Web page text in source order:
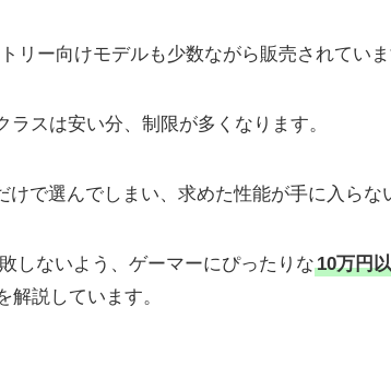
リー向けモデルも少数ながら販売されていま
スは安い分、制限が多くなります。
で選んでしまい、求めた性能が手に入らな
しないよう、ゲーマーにぴったりな10万円
解説しています。